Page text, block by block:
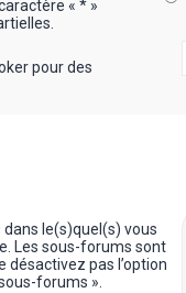
« * »
pour des
le(s)quel(s) vous
Les sous-forums sont
pas l’option
forums ».